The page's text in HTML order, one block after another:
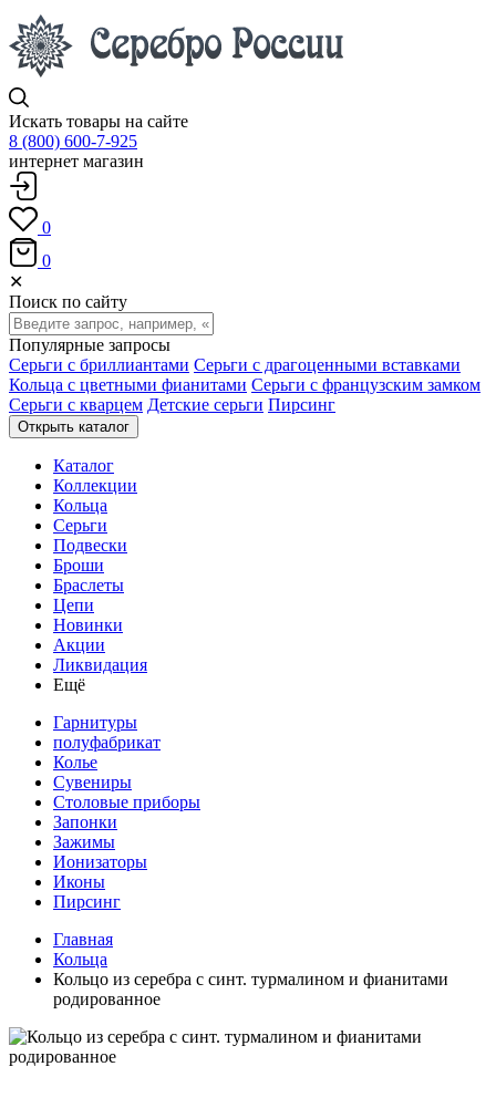
Искать товары на сайте
8 (800) 600-7-925
интернет магазин
0
0
✕
Поиск по сайту
Популярные запросы
Серьги с бриллиантами Серьги с драгоценными вставками
Кольца с цветными фианитами Серьги с французским замком
Серьги с кварцем Детские серьги Пирсинг
Открыть каталог
Каталог
Коллекции
Кольца
Серьги
Подвески
Броши
Браслеты
Цепи
Новинки
Акции
Ликвидация
Ещё
Гарнитуры
полуфабрикат
Колье
Сувениры
Столовые приборы
Запонки
Зажимы
Ионизаторы
Иконы
Пирсинг
Главная
Кольца
Кольцо из серебра с синт. турмалином и фианитами
родированное